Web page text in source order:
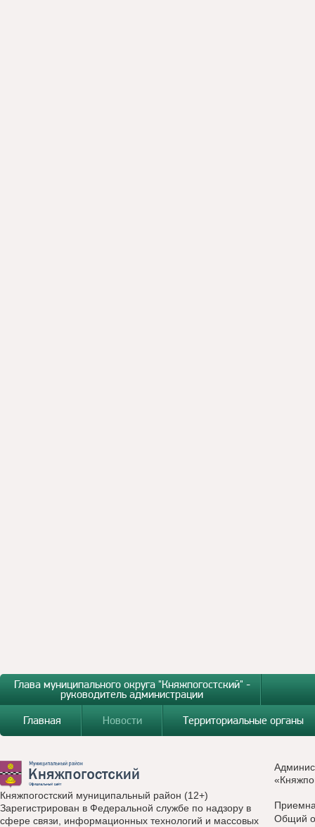
Глава муниципального округа "Княжпогостский" -
руководитель администрации
Главная
Новости Территориальные органы
Княжпогостский муниципальный район (12+)
Зарегистрирован в Федеральной службе по надзору в
сфере связи, информационных технологий и массовых
Общий